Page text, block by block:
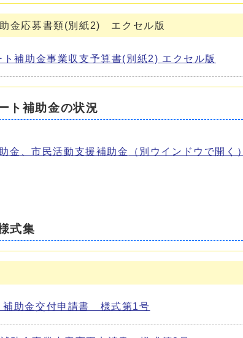
金応募書類(別紙2) エクセル版
補助金事業収支予算書(別紙2) エクセル版
ト補助金の状況
金、市民活動支援補助金 （別ウインドウで開く）
式集
補助金交付申請書 様式第1号